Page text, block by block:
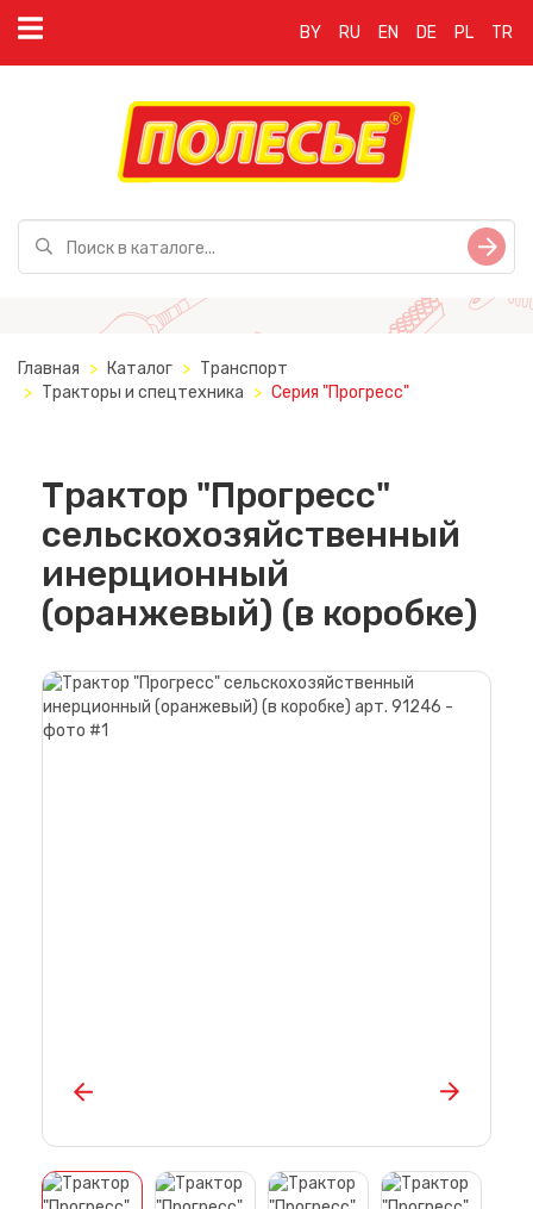
BY RU EN DE PL TR
Главная Каталог
Транспорт
Тракторы и спецтехника
Серия "Прогресс"
Трактор "Прогресс"
сельскохозяйственный
инерционный
(оранжевый) (в коробке)